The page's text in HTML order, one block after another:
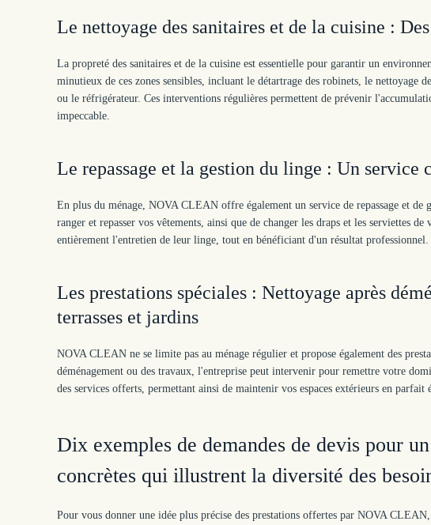
Le nettoyage des sanitaires et de la cuisine :
La propreté des sanitaires et de la cuisine est essentielle pour garantir un
minutieux de ces zones sensibles, incluant le détartrage des robinets, le nettoyage
ou le réfrigérateur. Ces interventions régulières permettent de prévenir
impeccable.
Le repassage et la gestion du linge : Un service
En plus du ménage, NOVA CLEAN offre également un service de repassage et de
ranger et repasser vos vêtements, ainsi que de changer les draps et les serviettes
entièrement l'entretien de leur linge, tout en bénéficiant d'un résultat professionnel.
Les prestations spéciales : Nettoyage après
terrasses et jardins
NOVA CLEAN ne se limite pas au ménage régulier et propose également des
déménagement ou des travaux, l'entreprise peut intervenir pour remettre votre
des services offerts, permettant ainsi de maintenir vos espaces extérieurs en parfait
Dix exemples de demandes de devis pour
concrètes qui illustrent la diversité des
Pour vous donner une idée plus précise des prestations offertes par NOVA